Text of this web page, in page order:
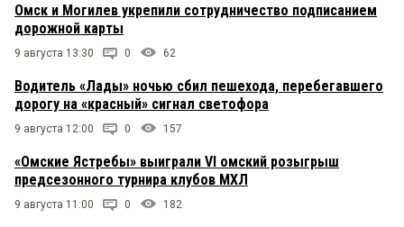
Омск и Могилев укрепили сотрудничество подписанием
дорожной карты
9 августа 13:30 0 62
Водитель «Лады» ночью сбил пешехода, перебегавшего
дорогу на «красный» сигнал светофора
9 августа 12:00 0 157
«Омские Ястребы» выиграли VI омский розыгрыш
предсезонного турнира клубов МХЛ
9 августа 11:00 0 182